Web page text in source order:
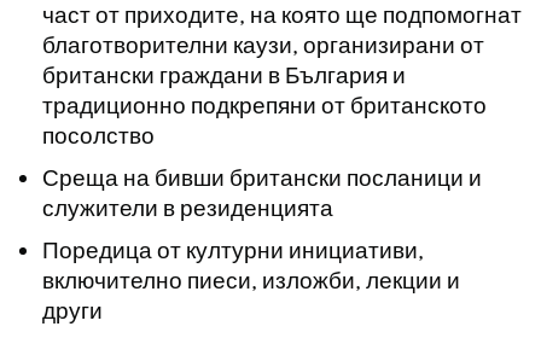
част от приходите, на която ще подпомогнат
благотворителни каузи, организирани от
британски граждани в България и
традиционно подкрепяни от британското
посолство
Среща на бивши британски посланици и
служители в резиденцията
Поредица от културни инициативи,
включително пиеси, изложби, лекции и
други